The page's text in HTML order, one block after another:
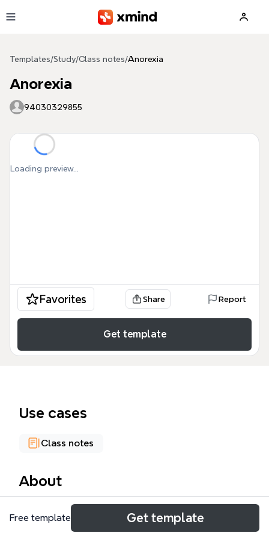
Templates/Study/Class notes/Anorexia
Anorexia
94030329855
Loading preview...
Favorites Share Report
Get template
Use cases
Class notes
About
Deze Anorexia mindmap, ontworpen voor
schoolgebruik, biedt een gestructureerd overzicht
Free template Get template